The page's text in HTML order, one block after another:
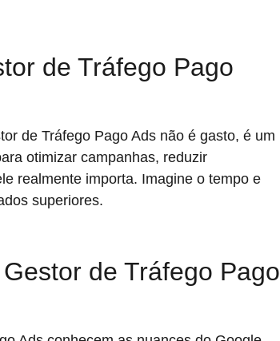
de Tráfego Pago
de Tráfego Pago Ads não é gasto, é um
otimizar campanhas, reduzir
realmente importa. Imagine o tempo e
superiores.
de Tráfego Pago